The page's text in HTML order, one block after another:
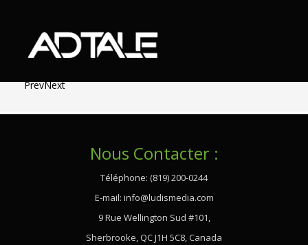
PrevNext
Nous Contacter :
Téléphone: (819) 200-0244
E-mail: info@ludismedia.com
9 Rue Wellington Sud #101,
Sherbrooke, QC J1H 5C8, Canada